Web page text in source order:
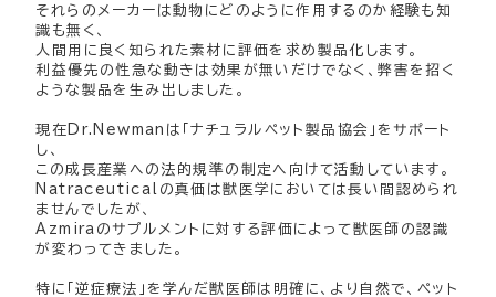
それらのメーカーは動物にどのように作用するのか経験も知
識も無く、
人間用に良く知られた素材に評価を求め製品化します。
利益優先の性急な動きは効果が無いだけでなく、弊害を招く
ような製品を生み出しました。
現在Dr.Newmanは「ナチュラルペット製品協会」をサポート
し、
この成長産業への法的規準の制定へ向けて活動しています。
Natraceuticalの真価は獣医学においては長い間認められ
ませんでしたが、
Azmiraのサプルメントに対する評価によって獣医師の認識
が変わってきました。
特に「逆症療法」を学んだ獣医師は明確に、より自然で、ペット